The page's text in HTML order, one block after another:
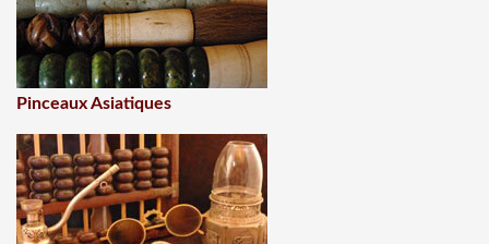
Pinceaux Asiatiques